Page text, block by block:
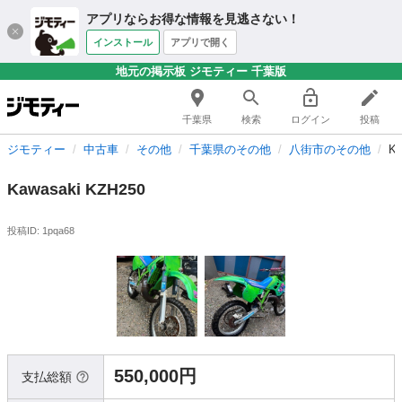
アプリならお得な情報を見逃さない！
インストール アプリで開く
地元の掲示板 ジモティー 千葉版
千葉県 検索 ログイン 投稿
ジモティー 中古車 その他 千葉県のその他 八街市のその他
Kawasaki KZH250
投稿ID: 1pqa68
支払総額 550,000円